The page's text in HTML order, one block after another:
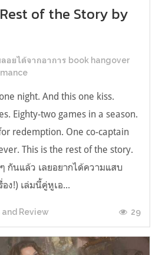
of the Story by
อยได้จากอาการ book hangover
night. And this one kiss.
Eighty-two games in a season.
redemption. One co-captain
This is the rest of the story.
กันแล้ว เลยอยากได้ความแสบ
ง!) เล่มนี้คู่หูเอ...
Review 29